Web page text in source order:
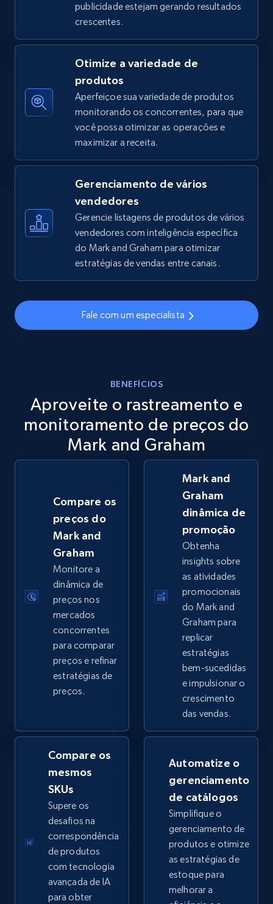
by keywords search
URL, Title, Available, Description, Currency, Initial
price, Final price, Discount percent, and more.
TikTok Shop - discover records by shop url
price, Final price, Discount percent, and more.
668+
Amazon sellers info
URL, Product id, Title, Seller name, Seller rating,
Seller reviews, Breadcrumbs, Root category, and
more.
2.5K+ 359+ Comece agora
eBay - Gather data on products using
specified keywords
URL, Product id, Title, Seller name, Seller rating,
Seller reviews, Breadcrumbs, Root category, and
more.
2.5K+
eBay - Collect products from shops on eBay
URL, Product id, Title, Seller name, Seller rating,
Seller reviews, Breadcrumbs, Root category, and
2.5K+ 359+
eBay - Collect records by category
URL, Product id, Title, Seller name, Seller rating,
Seller reviews, Breadcrumbs, Root category, and
Comece agora
publicidade estejam gerando resultados
crescentes.
Otimize a variedade de
produtos
Aperfeiçoe sua variedade de produtos
monitorando os concorrentes, para que
você possa otimizar as operações e
maximizar a receita.
Gerenciamento de vários
vendedores
Gerencie listagens de produtos de vários
vendedores com inteligência específica
do Mark and Graham para otimizar
estratégias de vendas entre canais.
Fale com um especialista
BENEFÍCIOS
Aproveite o rastreamento e
monitoramento de preços do
Mark and Graham
Compare os
preços do
Mark and
Graham
Monitore a
dinâmica de
preços nos
mercados
concorrentes
para comparar
preços e refinar
estratégias de
preços.
Mark and
Graham
dinâmica de
promoção
Obtenha
insights sobre
as atividades
promocionais
do Mark and
Graham para
replicar
estratégias
bem-sucedidas
e impulsionar o
crescimento
das vendas.
Compare os
mesmos
SKUs
Supere os
desafios na
correspondência
de produtos
com tecnologia
avançada de IA
para obter
Automatize o
gerenciamento
de catálogos
Simplifique o
gerenciamento de
produtos e otimize
as estratégias de
estoque para
melhorar a